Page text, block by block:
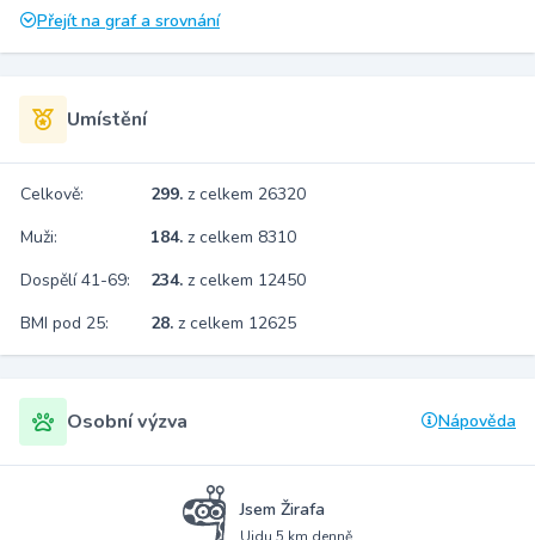
Přejít na graf a srovnání
Umístění
Celkově: 299. z celkem 26320
Muži:
184. z celkem 8310
Dospělí 41-69:
234. z celkem 12450
BMI pod 25:
28. z celkem 12625
Osobní výzva Nápověda
Jsem Žirafa